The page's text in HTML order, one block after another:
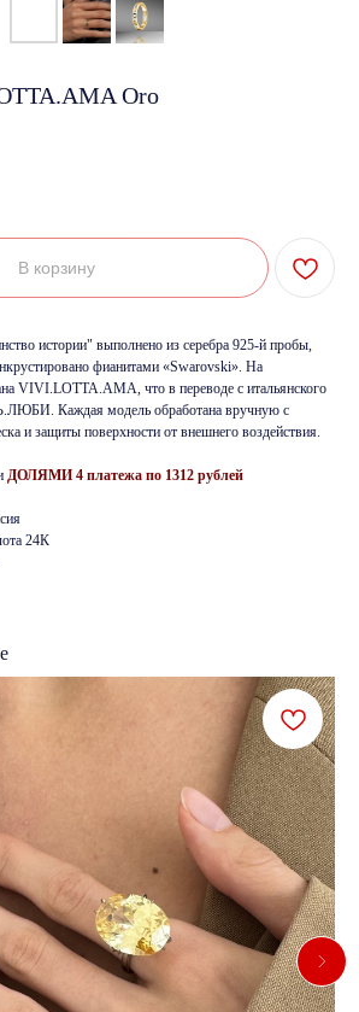
Oro
В корзину
истории" выполнено из серебра 925-й пробы,
фианитами «Swarovski». На
VIVI.LOTTA.AMA, что в переводе с итальянского
Каждая модель обработана вручную с
и защиты поверхности от внешнего воздействия.
ДОЛЯМИ 4 платежа по 1312 рублей
24К